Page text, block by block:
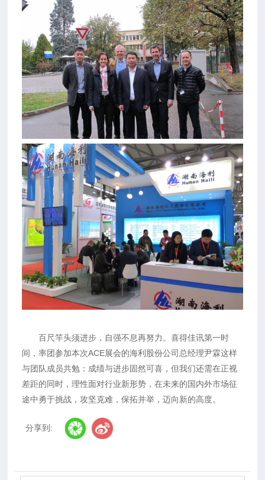
百尺竿头须进步，自强不息再努力。喜得佳讯第一时
间，率团参加本次ACE展会的海利股份公司总经理尹霖这样
与团队成员共勉：成绩与进步固然可喜，但我们还需在正视
差距的同时，理性面对行业新形势，在未来的国内外市场征
途中勇于挑战，攻坚克难，保拓并举，迈向新的高度。
分享到: